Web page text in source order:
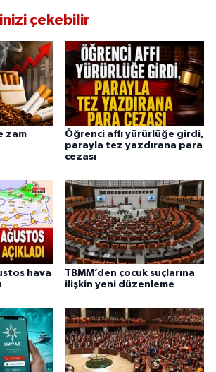
çekebilir
zam
Öğrenci affı yürürlüğe girdi,
parayla tez yazdırana para
cezası
hava
TBMM’den çocuk suçlarına
ilişkin yeni düzenleme